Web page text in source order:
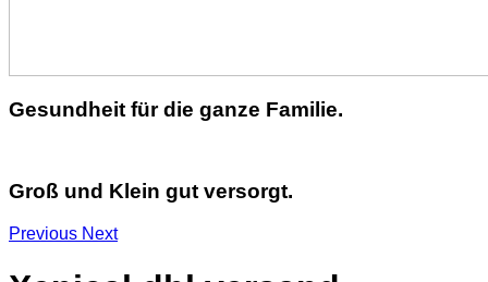
Gesundheit für die ganze Familie.
Groß und Klein gut versorgt.
Previous Next